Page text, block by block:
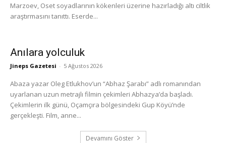
Marzoev, Oset soyadlarının kökenleri üzerine hazırladığı altı ciltlik
araştırmasını tanıttı. Eserde...
Anılara yolculuk
Jineps Gazetesi - 5 Ağustos 2026
Abaza yazar Oleg Etlukhov’un “Abhaz Şarabı” adlı romanından
uyarlanan uzun metrajlı filmin çekimleri Abhazya’da başladı.
Çekimlerin ilk günü, Oçamçıra bölgesindeki Gup Köyü’nde
gerçekleşti. Film, anne...
Devamını Göster